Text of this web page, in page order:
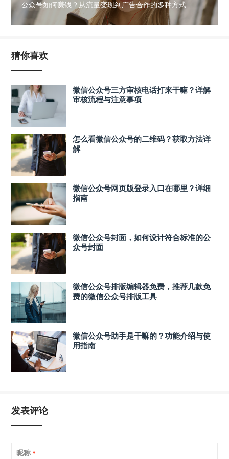
公众号如何赚钱？从流量变现到广告合作的多种方式
猜你喜欢
微信公众号三方审核电话打来干嘛？详解
审核流程与注意事项
怎么看微信公众号的二维码？获取方法详
解
微信公众号网页版登录入口在哪里？详细
指南
微信公众号封面，如何设计符合标准的公
众号封面
微信公众号排版编辑器免费，推荐几款免
费的微信公众号排版工具
微信公众号助手是干嘛的？功能介绍与使
用指南
发表评论
昵称 *